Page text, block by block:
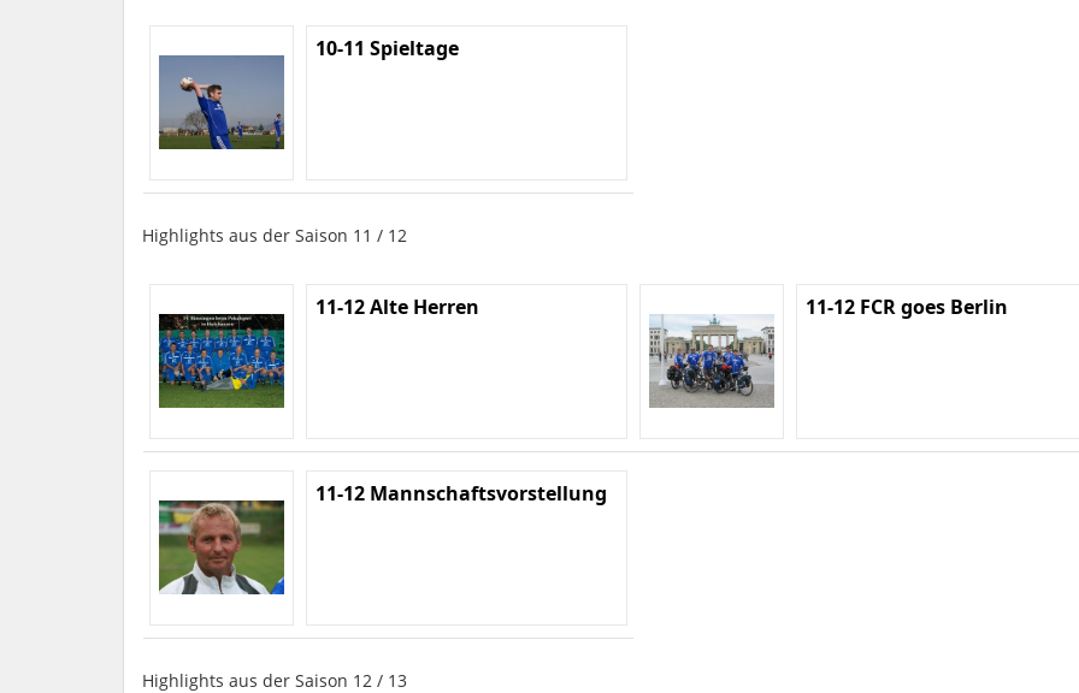
10-11 Spieltage
Highlights aus der Saison 11 / 12
11-12 Alte Herren 11-12 FCR goes Berlin
11-12 Mannschaftsvorstellung
Highlights aus der Saison 12 / 13